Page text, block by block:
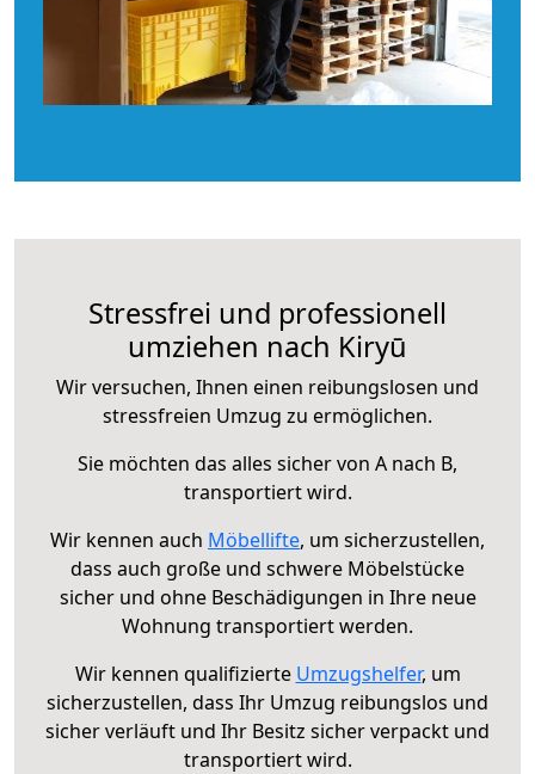
Stressfrei und professionell
umziehen nach Kiryū
Wir versuchen, Ihnen einen reibungslosen und
stressfreien Umzug zu ermöglichen.
Sie möchten das alles sicher von A nach B,
transportiert wird.
Wir kennen auch Möbellifte, um sicherzustellen,
dass auch große und schwere Möbelstücke
sicher und ohne Beschädigungen in Ihre neue
Wohnung transportiert werden.
Wir kennen qualifizierte Umzugshelfer, um
sicherzustellen, dass Ihr Umzug reibungslos und
sicher verläuft und Ihr Besitz sicher verpackt und
transportiert wird.